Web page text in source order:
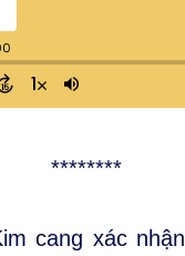
********
cang xác